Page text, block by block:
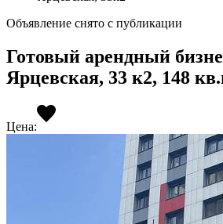
Объявление снято с публикации
Готовый арендный
Ярцевская, 33 к2, 148
Цена: